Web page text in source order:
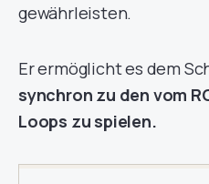
gewährleisten.
Er ermöglicht es dem
synchron zu den vom
Loops zu spielen.